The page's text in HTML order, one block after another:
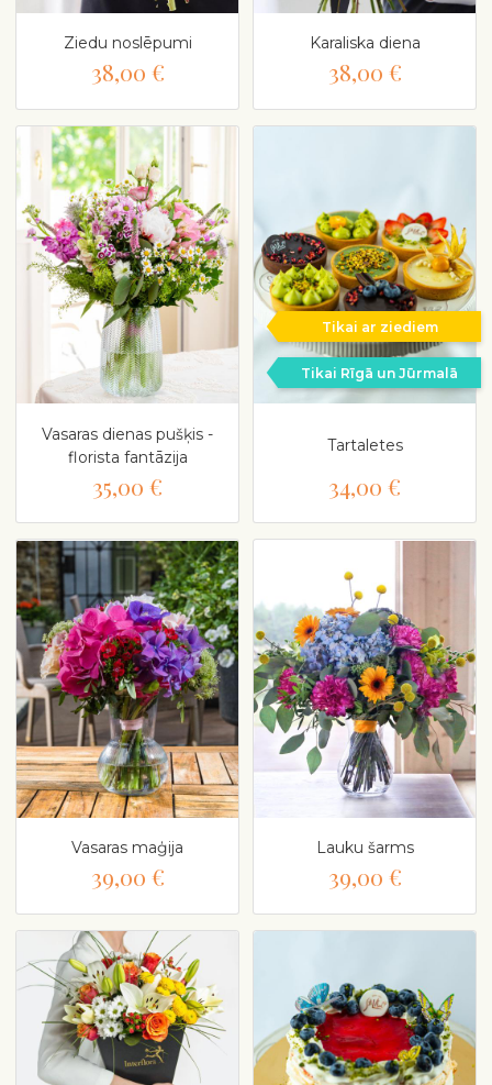
Ziedu noslēpumi
38,00 €
Karaliska diena
38,00 €
Vasaras dienas pušķis -
florista fantāzija
35,00 €
Tikai ar ziediem
Tikai Rīgā un Jūrmalā
Tartaletes
34,00 €
Vasaras maģija
39,00 €
Lauku šarms
39,00 €